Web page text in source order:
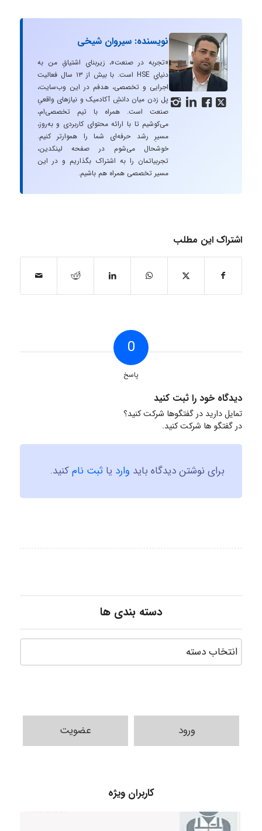
   
نویسنده: سیروان شیخی
«تجربه در صنعت»، زیربنایِ اشتیاقِ من به
دنیایِ HSE است. با بیش از ۱۳ سال فعالیت
اجرایی و تخصصی، هدفم در این وب‌سایت،
پل زدن میان دانشِ آکادمیک و نیازهای واقعیِ
صنعت است. همراه با تیم تخصصی‌ام،
می‌کوشیم تا با ارائه محتوای کاربردی و به‌روز،
مسیرِ رشد حرفه‌ای شما را هموارتر کنیم.
خوشحال می‌شوم در صفحه لینکدین،
تجربیاتمان را به اشتراک بگذاریم و در این
مسیر تخصصی همراه هم باشیم.
اشتراک این مطلب
0
پاسخ
دیدگاه خود را ثبت کنید
تمایل دارید در گفتگوها شرکت کنید؟
در گفتگو ها شرکت کنید.
برای نوشتن دیدگاه باید وارد یا ثبت نامکنید.
دسته بندی ها
ورود عضویت
کاربران ویژه